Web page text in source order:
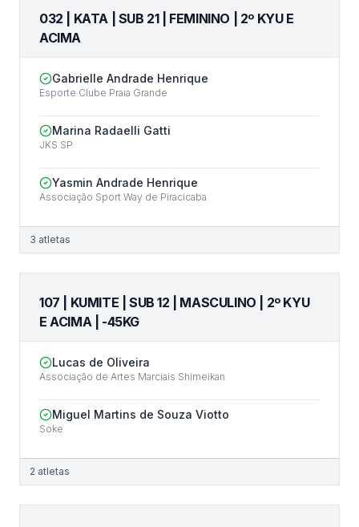
032 | KATA | SUB 21 | FEMININO | 2º KYU E
ACIMA
Gabrielle Andrade Henrique
Esporte Clube Praia Grande
Marina Radaelli Gatti
JKS SP
Yasmin Andrade Henrique
Associação Sport Way de Piracicaba
3 atletas
107 | KUMITE | SUB 12 | MASCULINO | 2º KYU
E ACIMA | -45KG
Lucas de Oliveira
Associação de Artes Marciais Shimeikan
Miguel Martins de Souza Viotto
Soke
2 atletas